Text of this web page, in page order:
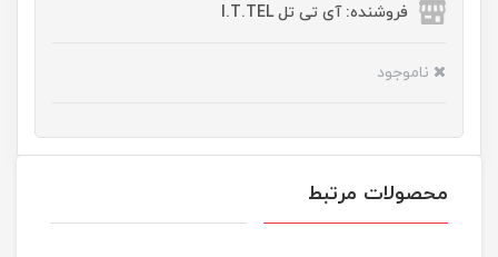
فروشنده: آی تی تل I.T.TEL
ناموجود
محصولات مرتبط